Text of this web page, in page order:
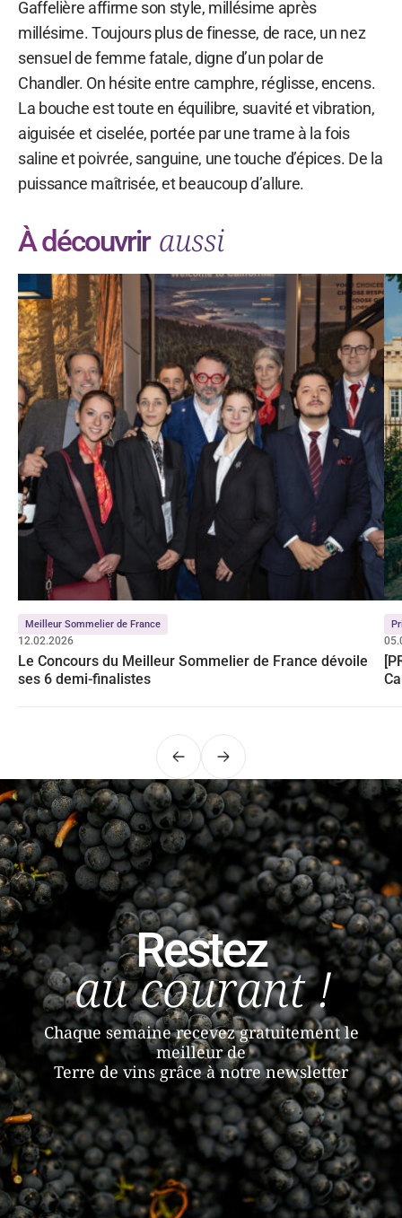
Gaffelière affirme son style, millésime après
millésime. Toujours plus de finesse, de race, un nez
sensuel de femme fatale, digne d’un polar de
Chandler. On hésite entre camphre, réglisse, encens.
La bouche est toute en équilibre, suavité et vibration,
aiguisée et ciselée, portée par une trame à la fois
saline et poivrée, sanguine, une touche d’épices. De la
puissance maîtrisée, et beaucoup d’allure.
À découvrir aussi
Meilleur Sommelier de France
12.02.2026
Le Concours du Meilleur Sommelier de France dévoile
ses 6 demi-finalistes
PrécédentSuivant
Restez
au courant !
Chaque semaine recevez gratuitement le
meilleur de
Terre de vins grâce à notre newsletter